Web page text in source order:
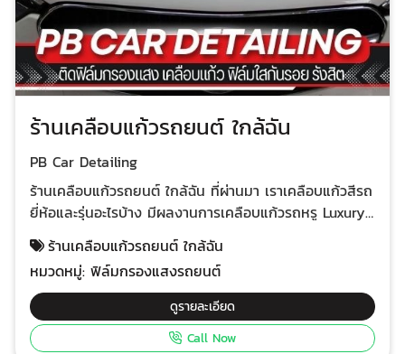
ร้านเคลือบแก้วรถยนต์ ใกล้ฉัน
PB Car Detailing
ร้านเคลือบแก้วรถยนต์ ใกล้ฉัน ที่ผ่านมา เราเคลือบแก้วสีรถ
ยี่ห้อและรุ่นอะไรบ้าง มีผลงานการเคลือบแก้วรถหรู Luxury
Car รถนำเข้าทุกรุ่น รถซูเปอร์คาร์-รถสปอร์ต ไฮเปอร์คาร์
และรถแบรนด์ดังในประเทศ Mercedes Benz, BMW, AUDI,
LEXUS, VOLVO, PEUGEOT มีผลงานการเคลือบแก้วรถหรู
Luxury Car รถนำเข้าทุกรุ่น รถซูเปอร์คาร์-รถสปอร์ต ไฮ
เปอร์คาร์ และรถแบรนด์ดังในประเทศ Mercedes Benz,
BMW, AUDI, LEXUS, VOLVO, PEUGEOT, เคลือบแก้วรถ พี
ร้านเคลือบแก้วรถยนต์ ใกล้ฉัน
หมวดหมู่:ฟิล์มกรองแสงรถยนต์
ดูรายละเอียด
Call Now